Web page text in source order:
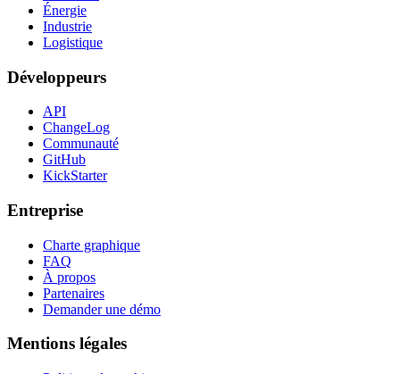
Énergie
Industrie
Logistique
Développeurs
API
ChangeLog
Communauté
GitHub
KickStarter
Entreprise
Charte graphique
FAQ
À propos
Partenaires
Demander une démo
Mentions légales